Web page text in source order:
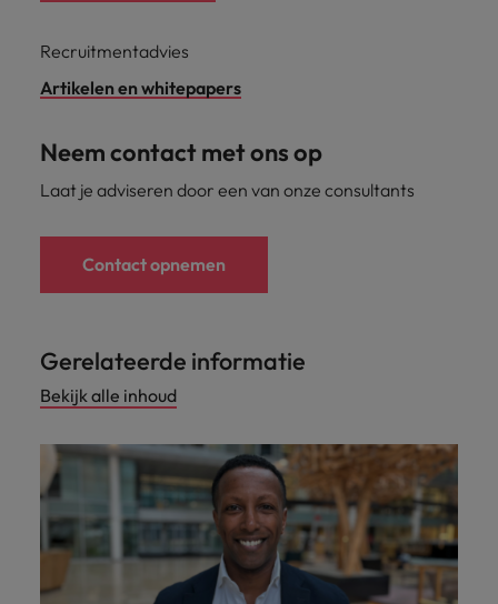
Recruitmentadvies
Artikelen en whitepapers
Neem contact met ons op
Laat je adviseren door een van onze consultants
Contact opnemen
Gerelateerde informatie
Bekijk alle inhoud